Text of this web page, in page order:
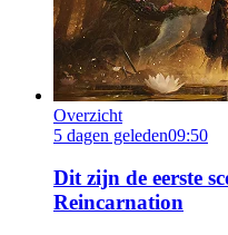
Overzicht
5 dagen geleden09:50
Dit zijn de eerste
Reincarnation